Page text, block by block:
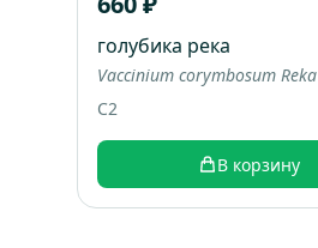
голубика река
Vaccinium corymbosum Reka
C2
В корзину